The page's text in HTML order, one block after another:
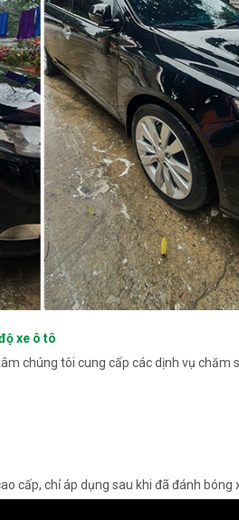
xe ô tô
chúng tôi cung cấp các dịnh vụ chăm
cấp, chỉ áp dụng sau khi đã đánh bóng